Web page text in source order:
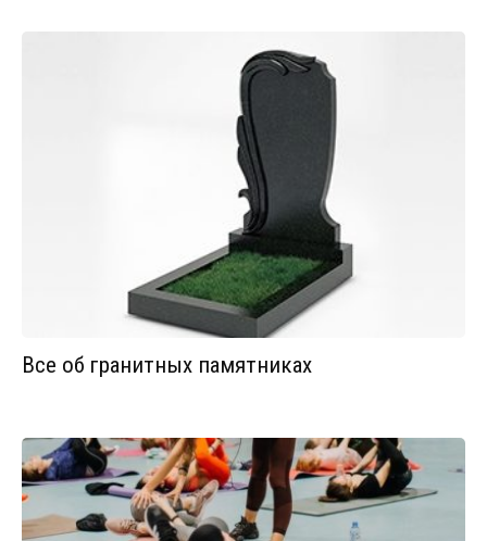
Все об гранитных памятниках